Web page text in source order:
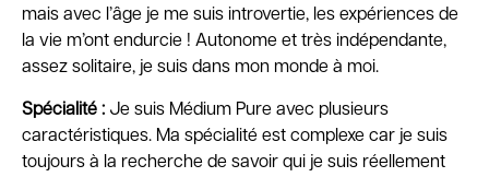
mais avec l’âge je me suis introvertie, les expériences de
la vie m’ont endurcie ! Autonome et très indépendante,
assez solitaire, je suis dans mon monde à moi.
Spécialité : Je suis Médium Pure avec plusieurs
caractéristiques. Ma spécialité est complexe car je suis
toujours à la recherche de savoir qui je suis réellement